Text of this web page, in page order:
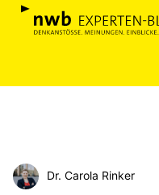
Dr. Carola Rinker